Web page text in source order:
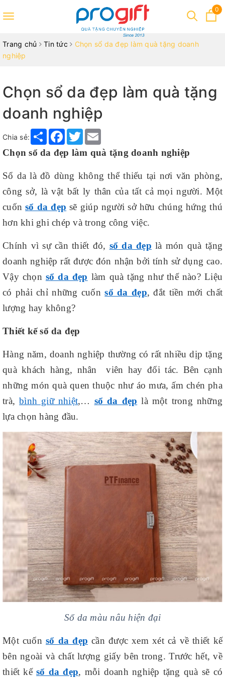
Toggle
0
Trang chủ Tin tức
Chọn sổ da đẹp làm quà tặng doanh
nghiệp
Chọn sổ da đẹp làm quà tặng
doanh nghiệp
Chia sẻ: Share Facebook
Twitter
Chọn sổ da đẹp làm quà tặng doanh nghiệp
Sổ da là đồ dùng không thể thiếu tại nơi văn phòng,
công sở, là vật bất ly thân của tất cả mọi người. Một
cuốnsổ da đẹp sẽ giúp người sở hữu chúng hứng thú
hơn khi ghi chép và trong công việc.
Chính vì sự cần thiết đó, sổ da đẹp là món quà tặng
doanh nghiệp rất được đón nhận bởi tính sử dụng cao.
Vậy chọn sổ da đẹp làm quà tặng như thế nào? Liệu
có phải chỉ những cuốnsổ da đẹp, đắt tiền mới chất
lượng hay không?
Thiết kế sổ da đẹp
Hàng năm, doanh nghiệp thường có rất nhiều dịp tặng
quà khách hàng, nhân viên hay đối tác. Bên cạnh
những món quà quen thuộc như áo mưa, ấm chén pha
trà, bình giữ nhiệt,… sổ da đẹp là một trong những
lựa chọn hàng đầu.
Sổ da màu nâu hiện đại
Một cuốn sổ da đẹp cần được xem xét cả về thiết kế
bên ngoài và chất lượng giấy bên trong. Trước hết, về
thiết kếsổ da đẹp, mỗi doanh nghiệp tặng quà sẽ có